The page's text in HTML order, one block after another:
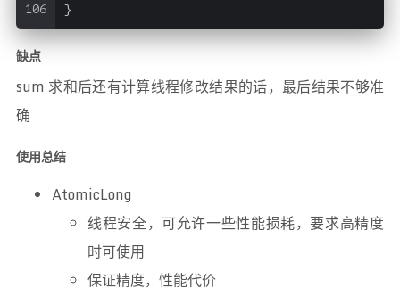
106
}
缺点
sum 求和后还有计算线程修改结果的话，最后结果不够准
确
使用总结
AtomicLong
线程安全，可允许一些性能损耗，要求高精度
时可使用
保证精度，性能代价